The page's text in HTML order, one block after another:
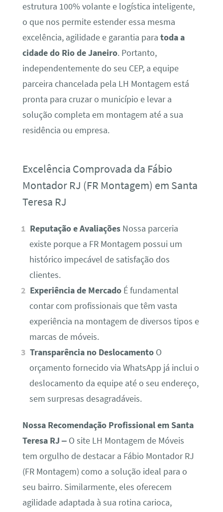
estrutura 100% volante e logística inteligente,
o que nos permite estender essa mesma
excelência, agilidade e garantia para toda a
cidade do Rio de Janeiro. Portanto,
independentemente do seu CEP, a equipe
parceira chancelada pela LH Montagem está
pronta para cruzar o município e levar a
solução completa em montagem até a sua
residência ou empresa.
Excelência Comprovada da Fábio
Montador RJ (FR Montagem) em Santa
Teresa RJ
Reputação e Avaliações Nossa parceria
existe porque a FR Montagem possui um
histórico impecável de satisfação dos
clientes.
Experiência de Mercado É fundamental
contar com profissionais que têm vasta
experiência na montagem de diversos tipos e
marcas de móveis.
Transparência no Deslocamento O
orçamento fornecido via WhatsApp já inclui o
deslocamento da equipe até o seu endereço,
sem surpresas desagradáveis.
Nossa Recomendação Profissional em Santa
Teresa RJ –O site LH Montagem de Móveis
tem orgulho de destacar a Fábio Montador RJ
(FR Montagem) como a solução ideal para o
seu bairro. Similarmente, eles oferecem
agilidade adaptada à sua rotina carioca,